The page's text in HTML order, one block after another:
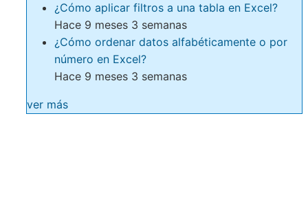
¿Cómo aplicar filtros a una tabla en Excel?
Hace 9 meses 3 semanas
¿Cómo ordenar datos alfabéticamente o por
número en Excel?
Hace 9 meses 3 semanas
ver más